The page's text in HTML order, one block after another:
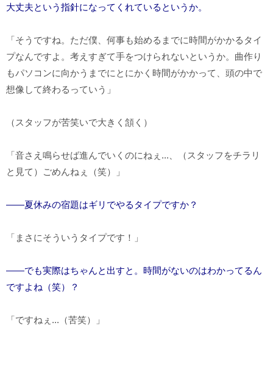
大丈夫という指針になってくれているというか。
「そうですね。ただ僕、何事も始めるまでに時間がかかるタイ
プなんですよ。考えすぎて手をつけられないというか。曲作り
もパソコンに向かうまでにとにかく時間がかかって、頭の中で
想像して終わるっていう」
（スタッフが苦笑いで大きく頷く）
「音さえ鳴らせば進んでいくのにねぇ...、（スタッフをチラリ
と見て）ごめんねぇ（笑）」
――夏休みの宿題はギリでやるタイプですか？
「まさにそういうタイプです！」
――でも実際はちゃんと出すと。時間がないのはわかってるん
ですよね（笑）？
「ですねぇ...（苦笑）」